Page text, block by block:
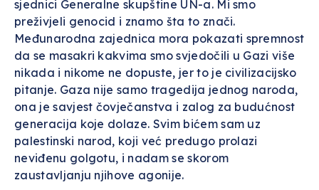
sjednici Generalne skupštine UN-a. Mi smo
preživjeli genocid i znamo šta to znači.
Međunarodna zajednica mora pokazati spremnost
da se masakri kakvima smo svjedočili u Gazi više
nikada i nikome ne dopuste, jer to je civilizacijsko
pitanje. Gaza nije samo tragedija jednog naroda,
ona je savjest čovječanstva i zalog za budućnost
generacija koje dolaze. Svim bićem sam uz
palestinski narod, koji već predugo prolazi
neviđenu golgotu, i nadam se skorom
zaustavljanju njihove agonije.